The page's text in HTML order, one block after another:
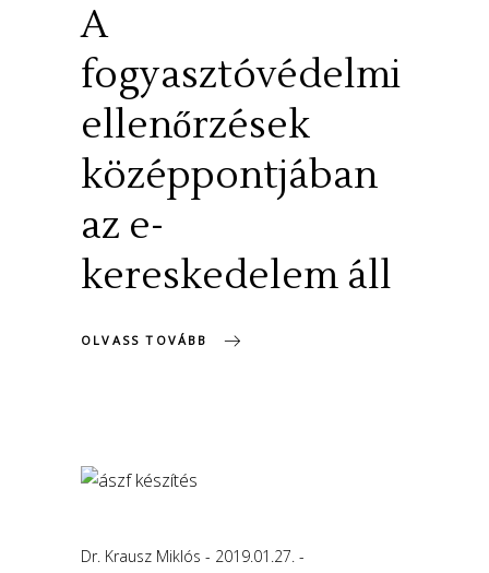
A
fogyasztóvédelmi
ellenőrzések
középpontjában
az e-
kereskedelem áll
OLVASS TOVÁBB
Dr. Krausz Miklós 2019.01.27.